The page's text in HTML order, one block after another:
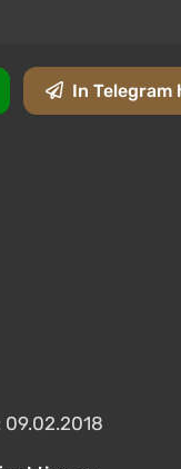
In
09.02.2018